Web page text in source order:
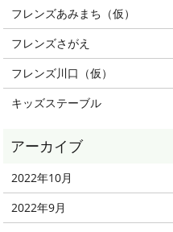
フレンズあみまち（仮）
フレンズさがえ
フレンズ川口（仮）
キッズステーブル
2022年10月
2022年9月